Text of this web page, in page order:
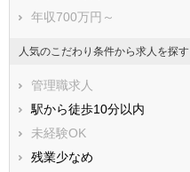
年収700万円～
人気のこだわり条件から求人を探す
管理職求人
駅から徒歩10分以内
未経験OK
残業少なめ